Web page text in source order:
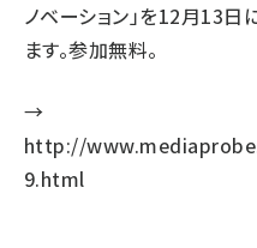
ノベーション」を12月13日
ます。参加無料。
→
http://
9.html